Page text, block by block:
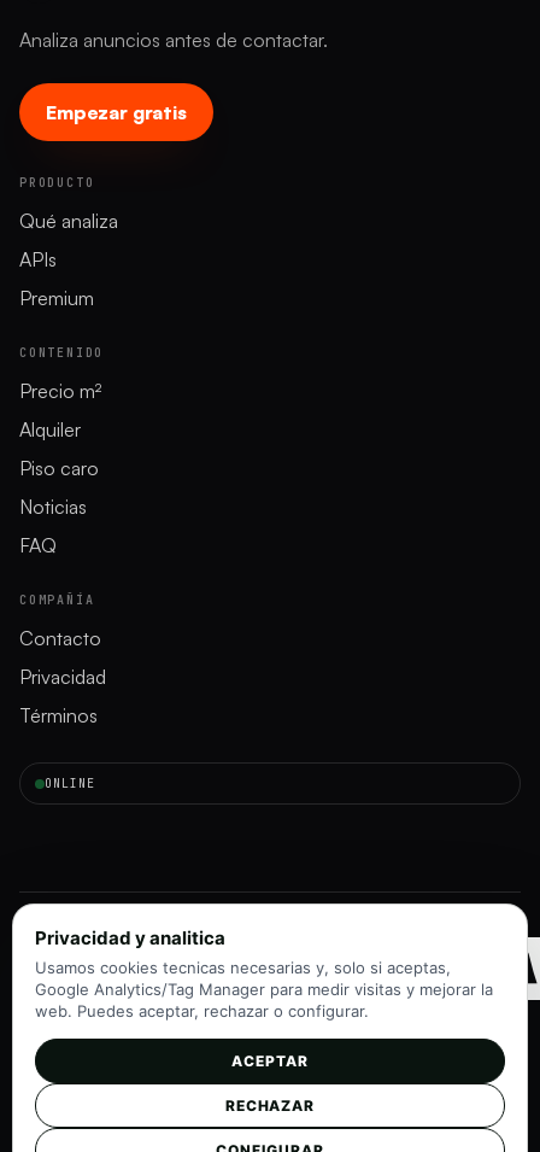
Analiza anuncios antes de contactar.
Empezar gratis
PRODUCTO
Qué analiza
APIs
Premium
CONTENIDO
Precio m²
Alquiler
Piso caro
Noticias
FAQ
COMPAÑÍA
Contacto
Privacidad
Términos
ONLINE
Instagram
TikTok
©2026InmoRadar
v1.0 · Navegadores modernos
Privacidad y analitica
Usamos cookies tecnicas necesarias y, solo si aceptas,
Google Analytics/Tag Manager para medir visitas y mejorar la
web. Puedes aceptar, rechazar o configurar.
ACEPTAR
RECHAZAR